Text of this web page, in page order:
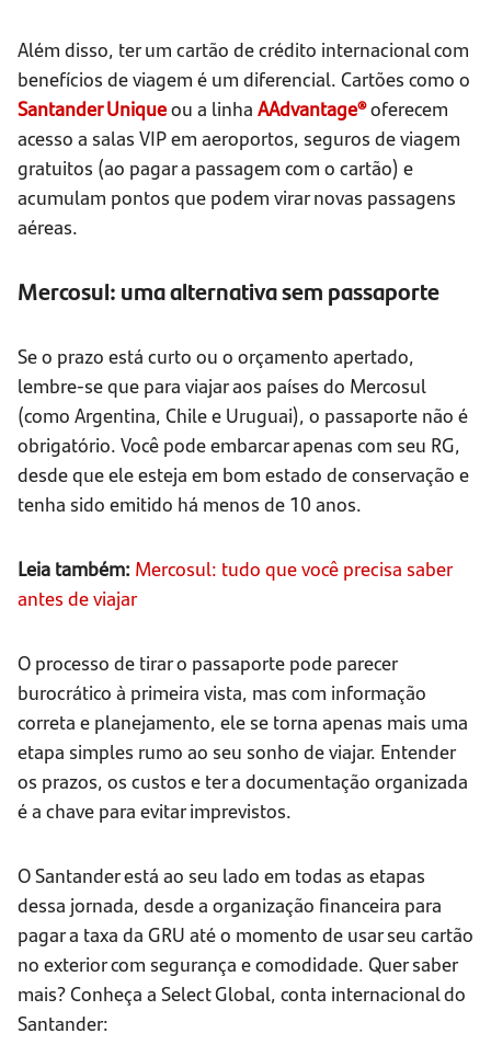
Além disso, ter um cartão de crédito internacional com
benefícios de viagem é um diferencial. Cartões como o
Santander Uniqueou a linha AAdvantage®oferecem
acesso a salas VIP em aeroportos, seguros de viagem
gratuitos (ao pagar a passagem com o cartão) e
acumulam pontos que podem virar novas passagens
aéreas.
Mercosul: uma alternativa sem passaporte
Se o prazo está curto ou o orçamento apertado,
lembre-se que para viajar aos países do Mercosul
(como Argentina, Chile e Uruguai), o passaporte não é
obrigatório. Você pode embarcar apenas com seu RG,
desde que ele esteja em bom estado de conservação e
tenha sido emitido há menos de 10 anos.
Leia também: Mercosul: tudo que você precisa saber
antes de viajar
O processo de tirar o passaporte pode parecer
burocrático à primeira vista, mas com informação
correta e planejamento, ele se torna apenas mais uma
etapa simples rumo ao seu sonho de viajar. Entender
os prazos, os custos e ter a documentação organizada
é a chave para evitar imprevistos.
O Santander está ao seu lado em todas as etapas
dessa jornada, desde a organização financeira para
pagar a taxa da GRU até o momento de usar seu cartão
no exterior com segurança e comodidade. Quer saber
mais? Conheça a Select Global, conta internacional do
Santander: